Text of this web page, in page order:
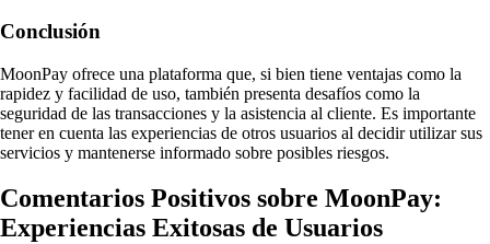
Conclusión
MoonPay ofrece una plataforma que, si bien tiene ventajas como la
rapidez y facilidad de uso, también presenta desafíos como la
seguridad de las transacciones y la asistencia al cliente. Es importante
tener en cuenta las experiencias de otros usuarios al decidir utilizar sus
servicios y mantenerse informado sobre posibles riesgos.
Comentarios Positivos sobre MoonPay:
Experiencias Exitosas de Usuarios